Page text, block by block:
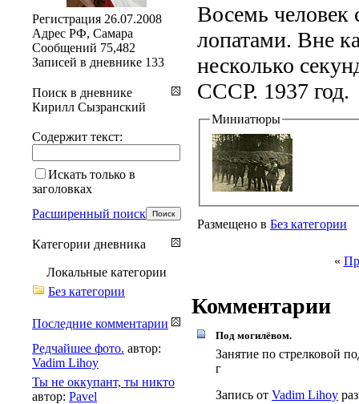
Восемь человек
лопатами. Вне
несколько
СССР. 1937 год.
Миниатюры
Размещено в Без категории
«
Комментарии
Под могилёвом.
Занятие по стрелковой
г
Запись от Vadim Lihoy
Регистрация 26.07.2008
Адрес РФ, Самара
Сообщений 75,482
Записей в дневнике 133
Поиск в дневнике
Кирилл Сызранский
Содержит текст:
Искать только в
заголовках
Расширенный поиск
Категории дневника
Локальные категории
Без категории
Последние комментарии
Редчайшее фото. автор:
Vadim Lihoy
Ты не оккупант, ты никто
автор: Pavel